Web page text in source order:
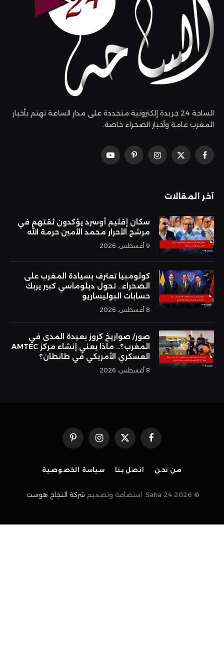
الساحة 24 جريدة إلكترونية متجددة على مدار الساعة تهتم بأخبار
المغرب عامة وأخبار الصحراء خاصة.
فيسبوك
X
الانستغرامبينتيريستيوتيوب
آخر المقالات
سكان إقليم أوسرد يؤكدون ثقتهم في
مرشح الأحرار محمد الأمين حرمة الله
9 أغسطس، 2026
كولومبيا تعترف بسيادة المغرب على
الصحراء.. تحول دبلوماسي كبير يربك
حسابات البوليساريو
8 أغسطس، 2026
صور/ صواريخ كروز بعيدة المدى في
المغرب؟.. ماذا يعني إنشاء مركز AMTEC
العسكري الأمريكي في طانطان؟
8 أغسطس، 2026
فيسبوكX
(Twitter)
الانستغرامبينتيريست
من نحن اتصل بنا سياسة الخصوصية
© 2026 Saha 24. استضافة وتصميم شركة النجاح هوست